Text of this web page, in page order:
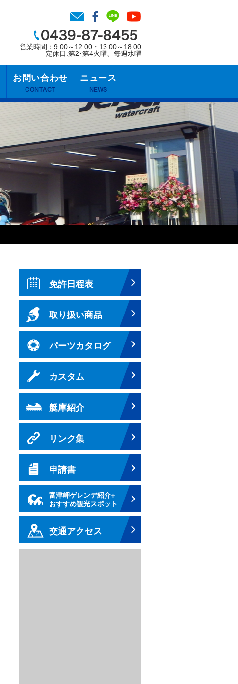
営業時間：9:00～12:00・13:00～18:00
定休日:第2･第4火曜、毎週水曜
お問い合わせ
CONTACT
ニュース
NEWS
免許日程表
取り扱い商品
パーツカタログ
カスタム
艇庫紹介
リンク集
申請書
富津岬ゲレンデ紹介+
おすすめ観光スポット
交通アクセス